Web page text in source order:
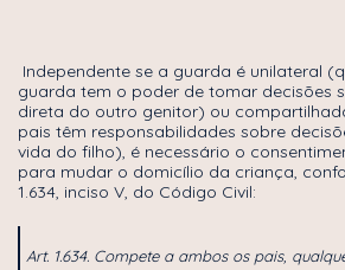
Independente se a guarda é unilateral
guarda tem o poder de tomar decisões
direta do outro genitor) ou
pais têm responsabilidades sobre
vida do filho), é necessário o
para mudar o domicílio da criança,
1.634, inciso V, do Código Civil:
Art. 1.634. Compete a ambos os pais,